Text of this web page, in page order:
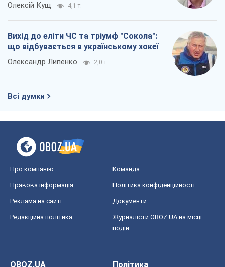
Олексій Кущ 4,1 т.
Вихід до еліти ЧС та тріумф "Сокола":
що відбувається в українському хокеї
Олександр Липенко 2,0 т.
Всі думки
Про компанію Команда
Правова інформація Політика конфіденційності
Реклама на сайті Документи
Редакційна політика
Журналісти OBOZ.UA на місці
подій
OBOZ.UA
Політика